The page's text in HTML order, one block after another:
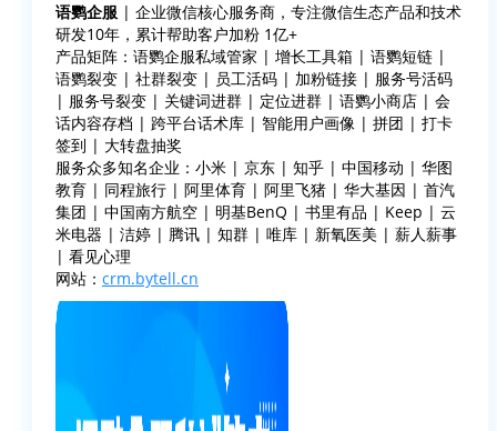
语鹦企服 | 企业微信核心服务商，专注微信生态产品和技术
研发10年，累计帮助客户加粉 1亿+
产品矩阵：语鹦企服私域管家 | 增长工具箱 | 语鹦短链 |
语鹦裂变 | 社群裂变 | 员工活码 | 加粉链接 | 服务号活码
| 服务号裂变 | 关键词进群 | 定位进群 | 语鹦小商店 | 会
话内容存档 | 跨平台话术库 | 智能用户画像 | 拼团 | 打卡
签到 | 大转盘抽奖
服务众多知名企业：小米 | 京东 | 知乎 | 中国移动 | 华图
教育 | 同程旅行 | 阿里体育 | 阿里飞猪 | 华大基因 | 首汽
集团 | 中国南方航空 | 明基BenQ | 书里有品 | Keep | 云
米电器 | 洁婷 | 腾讯 | 知群 | 唯库 | 新氧医美 | 薪人薪事
| 看见心理
网站： crm.bytell.cn